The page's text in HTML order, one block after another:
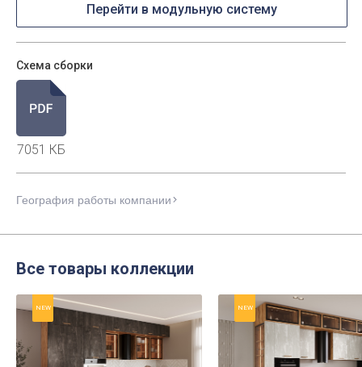
Перейти в модульную систему
Схема сборки
7051 КБ
География работы компании
Все товары коллекции
NEW NEW